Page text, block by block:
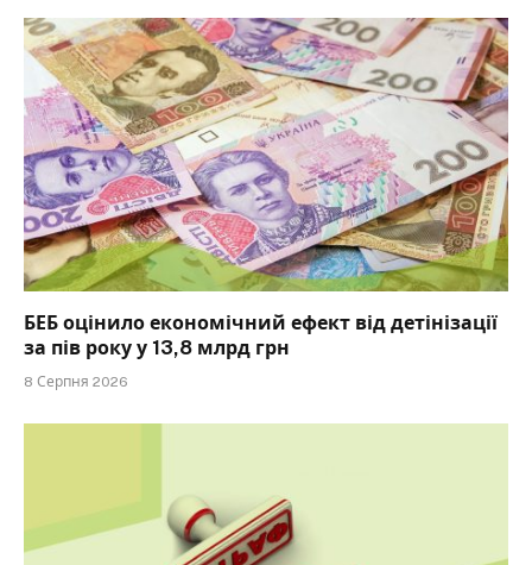
БЕБ оцінило економічний ефект від детінізації
за пів року у 13,8 млрд грн
8 Серпня 2026